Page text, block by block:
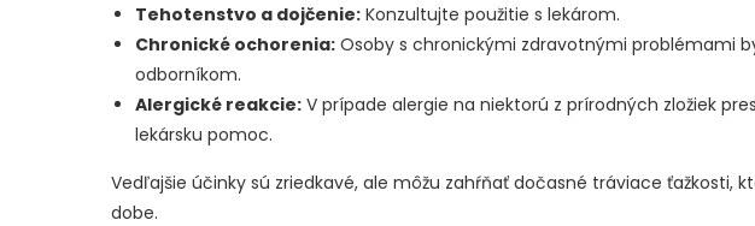
Tehotenstvo a dojčenie: Konzultujte použitie s lekárom.
Chronické ochorenia: Osoby s chronickými zdravotnými problémami
odborníkom.
Alergické reakcie: V prípade alergie na niektorú z prírodných zložiek
lekársku pomoc.
Vedľajšie účinky sú zriedkavé, ale môžu zahŕňať dočasné tráviace ťažkosti,
dobe.